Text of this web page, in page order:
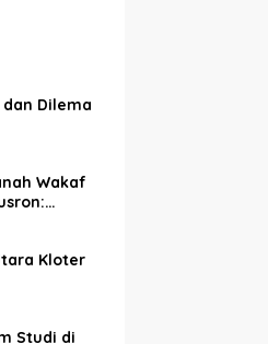
dan Dilema
Wakaf
Aset
Kloter
Studi di